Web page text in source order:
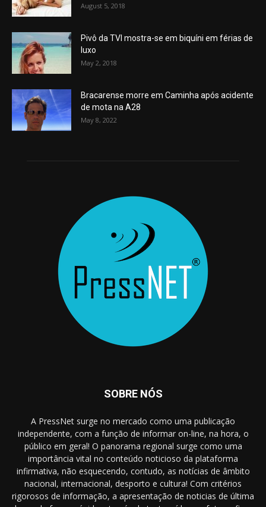
August 5, 2018
Pivô da TVI mostra-se em biquíni em férias de
luxo
May 2, 2018
Bracarense morre em Caminha após acidente
de mota na A28
May 8, 2022
SOBRE NÓS
A PressNet surge no mercado como uma publicação
independente, com a função de informar on-line, na hora, o
público em geral! O panorama regional surge como uma
importância vital no conteúdo noticioso da plataforma
infirmativa, não esquecendo, contudo, as notícias de âmbito
nacional, internacional, desporto e cultura! Com critérios
rigorosos de informação, a apresentação de noticias de última